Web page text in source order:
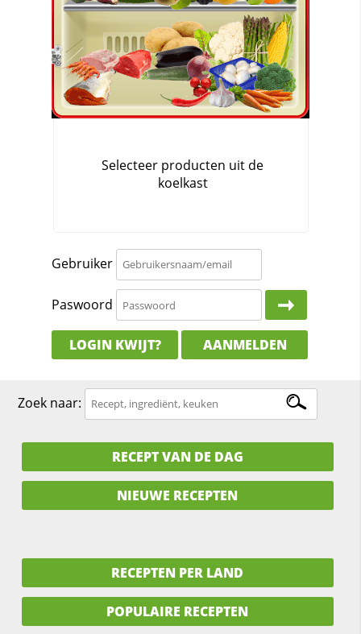
Gebruiker
Paswoord
LOGIN KWIJT? AANMELDEN
Zoek naar:
RECEPT VAN DE DAG
NIEUWE RECEPTEN
RECEPTEN PER LAND
POPULAIRE RECEPTEN